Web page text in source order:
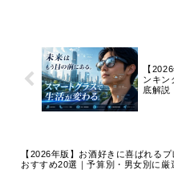
【
ンキン
底解説
【2026年版】お酒好きに喜ばれるプ
おすすめ20選｜予算別・男女別に厳